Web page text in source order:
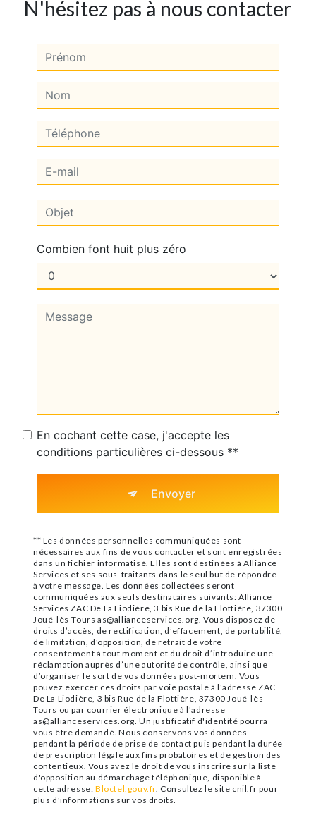
N'hésitez pas à nous contacter
Combien font huit plus zéro
En cochant cette case, j'accepte les
conditions particulières ci-dessous **
Envoyer
** Les données personnelles communiquées sont
nécessaires aux fins de vous contacter et sont enregistrées
dans un fichier informatisé. Elles sont destinées à Alliance
Services et ses sous-traitants dans le seul but de répondre
à votre message. Les données collectées seront
communiquées aux seuls destinataires suivants: Alliance
Services ZAC De La Liodière, 3 bis Rue de la Flottière, 37300
Joué-lès-Tours as@allianceservices.org. Vous disposez de
droits d’accès, de rectification, d’effacement, de portabilité,
de limitation, d’opposition, de retrait de votre
consentement à tout moment et du droit d’introduire une
réclamation auprès d’une autorité de contrôle, ainsi que
d’organiser le sort de vos données post-mortem. Vous
pouvez exercer ces droits par voie postale à l'adresse ZAC
De La Liodière, 3 bis Rue de la Flottière, 37300 Joué-lès-
Tours ou par courrier électronique à l'adresse
as@allianceservices.org. Un justificatif d'identité pourra
vous être demandé. Nous conservons vos données
pendant la période de prise de contact puis pendant la durée
de prescription légale aux fins probatoires et de gestion des
contentieux. Vous avez le droit de vous inscrire sur la liste
d'opposition au démarchage téléphonique, disponible à
cette adresse: Bloctel.gouv.fr . Consultez le site cnil.fr pour
plus d’informations sur vos droits.